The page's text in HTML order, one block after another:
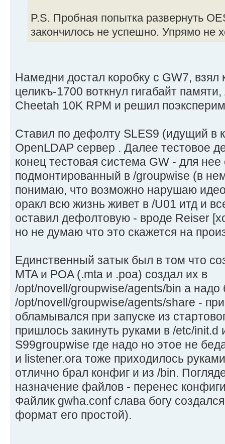
P.S. Пробная попытка развернуть
закончилось не успешно. Упрямо не
Намедни достал коробку с GW7, взял
целикъ-1700 воткнул гигабайт
Cheetah 10K RPM и решил
Ставил по дефолту SLES9 (идущий в
OpenLDAP сервер . Далее тестовое
конец тестовая система GW - для
подмонтированный в /groupwise (в
понимаю, что возможно нарушаю
оракл всю жизнь живет в /U01 итд и
оставил дефолтовую - вроде Reiser
но не думаю что это скажется на
Единственный затык был в том что
MTA и POA (.mta и .poa) создал их в
/opt/novell/groupwise/agents/bin а надо
/opt/novell/groupwise/agents/share -
обламывался при запуске из
пришлось закинуть руками в /etc/init.d
S99groupwise где надо но этое не
и listener.ora тоже приходилось
отлично брал конфиг и из /bin.
назначение файлов - перенес
Файлик gwha.conf слава богу
формат его простой).